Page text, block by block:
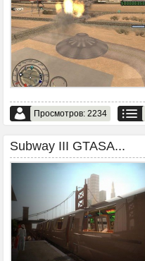
Просмотров: 2234
Subway III GTASA...